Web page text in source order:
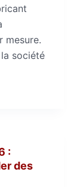
mesure.
la société
:
des